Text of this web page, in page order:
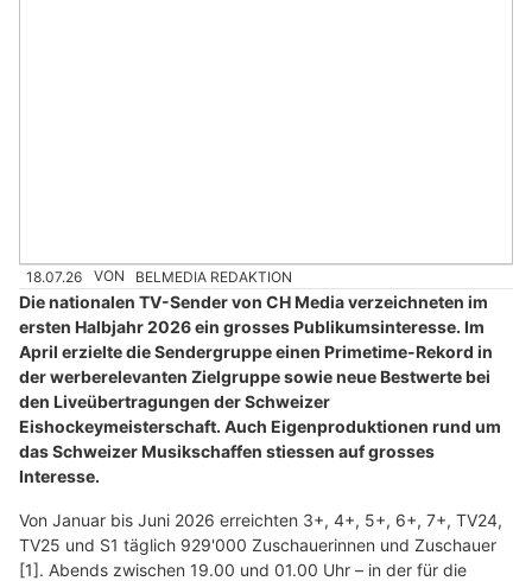
18.07.26 VON BELMEDIA REDAKTION
Die nationalen TV-Sender von CH Media verzeichneten im
ersten Halbjahr 2026 ein grosses Publikumsinteresse. Im
April erzielte die Sendergruppe einen Primetime-Rekord in
der werberelevanten Zielgruppe sowie neue Bestwerte bei
den Liveübertragungen der Schweizer
Eishockeymeisterschaft. Auch Eigenproduktionen rund um
das Schweizer Musikschaffen stiessen auf grosses
Interesse.
Von Januar bis Juni 2026 erreichten 3+, 4+, 5+, 6+, 7+, TV24,
TV25 und S1 täglich 929'000 Zuschauerinnen und Zuschauer
[1]. Abends zwischen 19.00 und 01.00 Uhr – in der für die